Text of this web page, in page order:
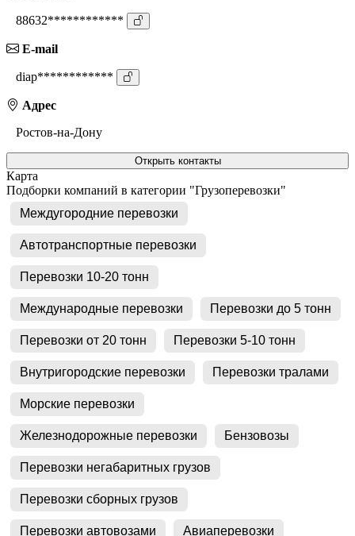
88632************
E-mail
diap************
Адрес
Ростов-на-Дону
Открыть контакты
Карта
Подборки компаний в категории "Грузоперевозки"
Междугородние перевозки
Автотранспортные перевозки
Перевозки 10-20 тонн
Международные перевозки Перевозки до 5 тонн
Перевозки от 20 тонн Перевозки 5-10 тонн
Внутригородские перевозки Перевозки тралами
Морские перевозки
Железнодорожные перевозки Бензовозы
Перевозки негабаритных грузов
Перевозки сборных грузов
Перевозки автовозами Авиаперевозки